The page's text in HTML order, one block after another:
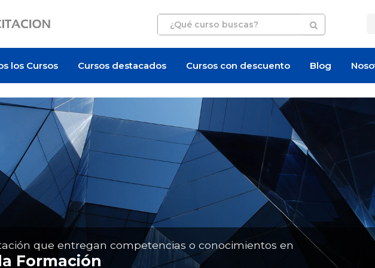
los Cursos Cursos destacados Cursos con descuento Blog
que entregan competencias o conocimientos en
Formación
Oferta de empleo